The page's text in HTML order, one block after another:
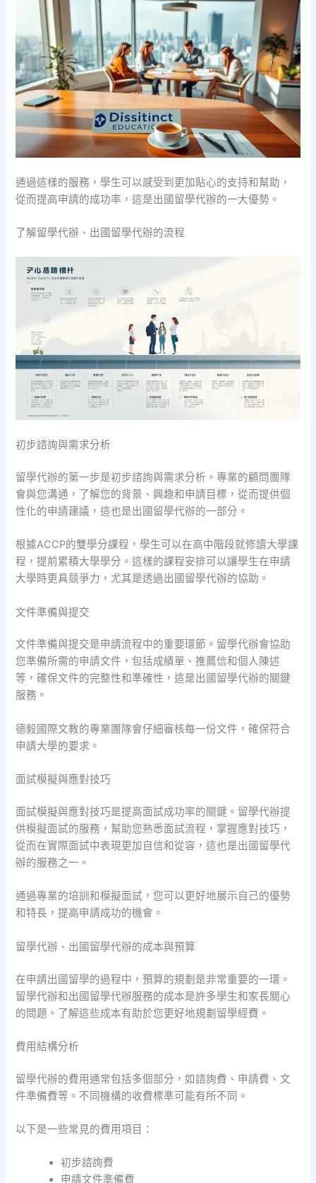
通過這樣的服務，學生可以感受到更加貼心的支持和幫助，
從而提高申請的成功率，這是出國留學代辦的一大優勢。
了解留學代辦、出國留學代辦的流程
初步諮詢與需求分析
留學代辦的第一步是初步諮詢與需求分析。專業的顧問團隊
會與您溝通，了解您的背景、興趣和申請目標，從而提供個
性化的申請建議，這也是出國留學代辦的一部分。
根據ACCP的雙學分課程，學生可以在高中階段就修讀大學課
程，提前累積大學學分。這樣的課程安排可以讓學生在申請
大學時更具競爭力，尤其是透過出國留學代辦的協助。
文件準備與提交
文件準備與提交是申請流程中的重要環節。留學代辦會協助
您準備所需的申請文件，包括成績單、推薦信和個人陳述
等，確保文件的完整性和準確性，這是出國留學代辦的關鍵
服務。
德毅國際文教的專業團隊會仔細審核每一份文件，確保符合
申請大學的要求。
面試模擬與應對技巧
面試模擬與應對技巧是提高面試成功率的關鍵。留學代辦提
供模擬面試的服務，幫助您熟悉面試流程，掌握應對技巧，
從而在實際面試中表現更加自信和從容，這也是出國留學代
辦的服務之一。
通過專業的培訓和模擬面試，您可以更好地展示自己的優勢
和特長，提高申請成功的機會。
留學代辦、出國留學代辦的成本與預算
在申請出國留學的過程中，預算的規劃是非常重要的一環。
留學代辦和出國留學代辦服務的成本是許多學生和家長關心
的問題。了解這些成本有助於您更好地規劃留學經費。
費用結構分析
留學代辦的費用通常包括多個部分，如諮詢費、申請費、文
件準備費等。不同機構的收費標準可能有所不同。
以下是一些常見的費用項目：
初步諮詢費
申請文件準備費